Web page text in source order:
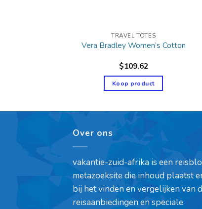
TRAVEL TOTES
Vera Bradley Women’s Cotton
$109.62
Koop product
Over ons
vakantie-zuid-afrika is een
metazoeksite die inhoud plaatst
bij het vinden en vergelijken van
reisaanbiedingen en speciale